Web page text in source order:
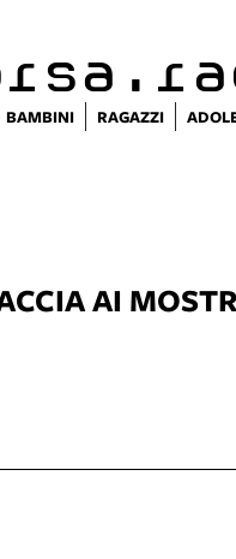
BAMBINI RAGAZZI
AI